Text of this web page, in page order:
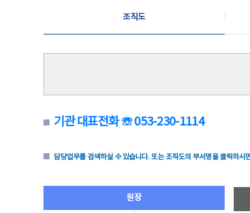
조직도
기관 대표전화 ☏ 053-230-1114
담당업무를 검색하실 수 있습니다. 또는 조직도의 부서명을 클릭하시
원장